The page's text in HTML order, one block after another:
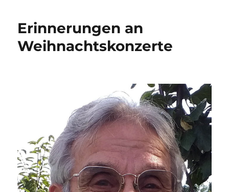
Erinnerungen an
Weihnachtskonzerte